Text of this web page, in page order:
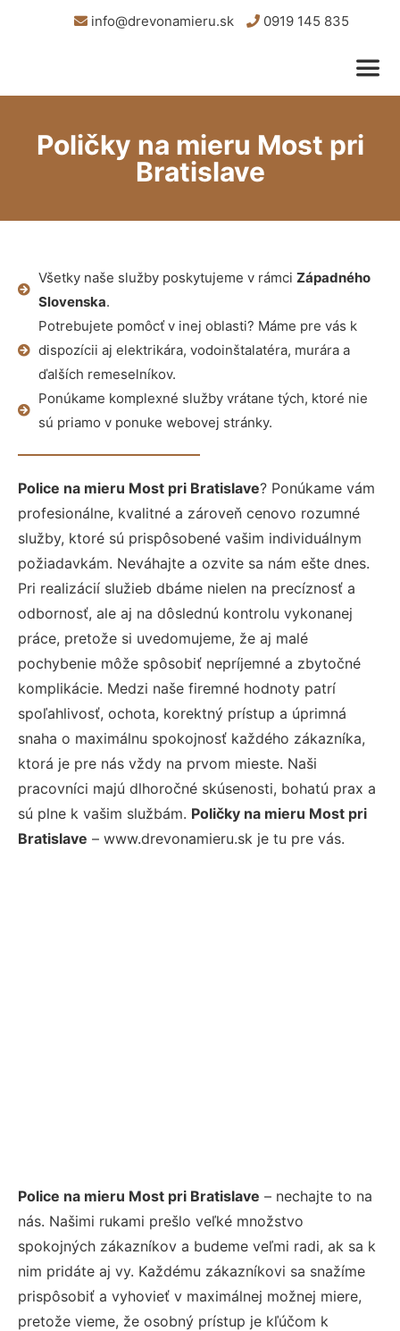
info@drevonamieru.sk 0919 145 835
Poličky na mieru Most pri
Bratislave
Všetky naše služby poskytujeme v rámci Západného
Slovenska.
Potrebujete pomôcť v inej oblasti? Máme pre vás k
dispozícii aj elektrikára, vodoinštalatéra, murára a
ďalších remeselníkov.
Ponúkame komplexné služby vrátane tých, ktoré nie
sú priamo v ponuke webovej stránky.
Police na mieru Most pri Bratislave? Ponúkame vám
profesionálne, kvalitné a zároveň cenovo rozumné
služby, ktoré sú prispôsobené vašim individuálnym
požiadavkám. Neváhajte a ozvite sa nám ešte dnes.
Pri realizácií služieb dbáme nielen na precíznosť a
odbornosť, ale aj na dôslednú kontrolu vykonanej
práce, pretože si uvedomujeme, že aj malé
pochybenie môže spôsobiť nepríjemné a zbytočné
komplikácie. Medzi naše firemné hodnoty patrí
spoľahlivosť, ochota, korektný prístup a úprimná
snaha o maximálnu spokojnosť každého zákazníka,
ktorá je pre nás vždy na prvom mieste. Naši
pracovníci majú dlhoročné skúsenosti, bohatú prax a
sú plne k vašim službám. Poličky na mieru Most pri
Bratislave – www.drevonamieru.sk je tu pre vás.
Police na mieru Most pri Bratislave – nechajte to na
nás. Našimi rukami prešlo veľké množstvo
spokojných zákazníkov a budeme veľmi radi, ak sa k
nim pridáte aj vy. Každému zákazníkovi sa snažíme
prispôsobiť a vyhovieť v maximálnej možnej miere,
pretože vieme, že osobný prístup je kľúčom k